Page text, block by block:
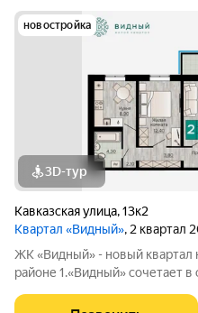
новостройка
3D-тур
Кавказская улица,13к2
Квартал «Видный», 2 квартал
ЖК «Видный» - новый квартал
районе 1.«Видный» сочетает
дома. 2.В шаговой